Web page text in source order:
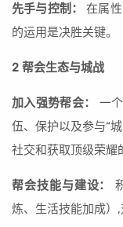
先手与控制：
在属
的运用是决胜关键。
2 帮会生态与城战
加入强势帮会：
一
伍、保护以及参与“
社交和获取顶级荣耀
帮会技能与建设：
炼、生活技能加成）,